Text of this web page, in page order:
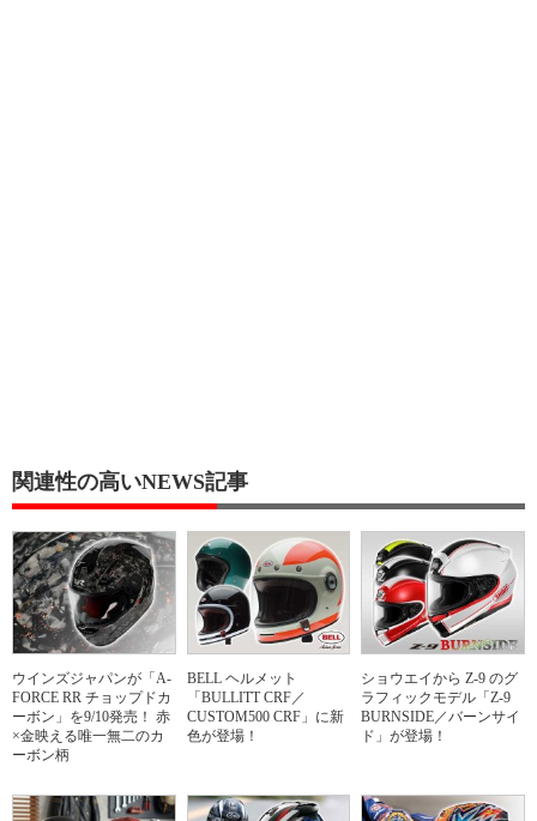
関連性の高いNEWS記事
ウインズジャパンが「A-
FORCE RR チョップドカ
ーボン」を9/10発売！ 赤
×金映える唯一無二のカ
ーボン柄
BELL ヘルメット
「BULLITT CRF／
CUSTOM500 CRF」に新
色が登場！
ショウエイから Z-9 のグ
ラフィックモデル「Z-9
BURNSIDE／バーンサイ
ド」が登場！